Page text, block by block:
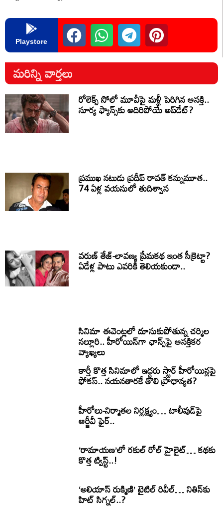
Playstore
మరిన్ని వార్తలు
రోలెక్స్ సోలో మూవీపై మళ్లీ పెరిగిన ఆసక్తి..
సూర్య ఫ్యాన్స్‌కు అదిరిపోయే అప్‌డేట్?
ప్రముఖ నటుడు ప్రదీప్ రావత్ కన్నుమూత..
74 ఏళ్ల వయసులో తుదిశ్వాస
వరుణ్ తేజ్-లావణ్య ప్రేమకథ ఇంత సీక్రెట్టా?
ఏడేళ్ల పాటు ఎవరికీ తెలియకుండా..
సినిమా ఈవెంట్లలో దూసుకుపోతున్న చర్మిల
నల్లూరి.. హీరోయిన్‌గా ఛాన్స్‌పై ఆసక్తికర
వ్యాఖ్యలు
కార్తీ కొత్త సినిమాలో ఇద్దరు స్టార్ హీరోయిన్లపై
ఫోకస్.. నయనతారకే తొలి ప్రాధాన్యత?
హీరోలు-నిర్మాతల నిర్లక్ష్యం… టాలీవుడ్‌పై
ఆర్జీవీ ఫైర్..
‘రామాయణ’లో రకుల్ రోల్ హైలైట్… కథకు
కొత్త ట్విస్ట్..!
‘అలియాస్ రుక్మిణి’ టైటిల్ రివీల్… నితిన్‌కు
హిట్ సిగ్నల్..?